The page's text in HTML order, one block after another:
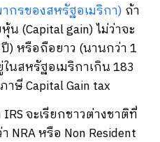
กรของสหรัฐอเมริกา) ถ้า
น (Capital gain) ไม่ว่าจะ
หรือถือยาว (นานกว่า 1
นสหรัฐอเมริกาเกิน 183
าษี Capital Gain tax
จะเรียกชาวต่างชาติที่
NRA หรือ Non Resident